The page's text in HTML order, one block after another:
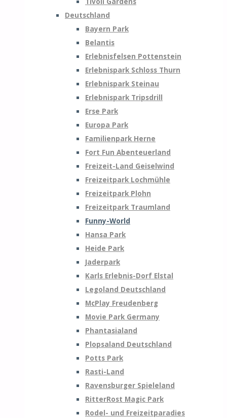
Deutschland
Bayern Park
Belantis
Erlebnisfelsen Pottenstein
Erlebnispark Schloss Thurn
Erlebnispark Steinau
Erlebnispark Tripsdrill
Erse Park
Europa Park
Familienpark Herne
Fort Fun Abenteuerland
Freizeit-Land Geiselwind
Freizeitpark Lochmühle
Freizeitpark Plohn
Freizeitpark Traumland
Funny-World
Hansa Park
Heide Park
Jaderpark
Karls Erlebnis-Dorf Elstal
Legoland Deutschland
McPlay Freudenberg
Movie Park Germany
Phantasialand
Plopsaland Deutschland
Potts Park
Rasti-Land
Ravensburger Spieleland
RitterRost Magic Park
Rodel- und Freizeitparadies